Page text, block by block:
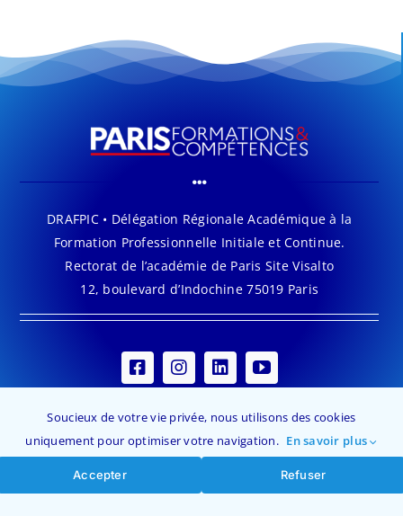
DRAFPIC • Délégation Régionale Académique à la
Formation Professionnelle Initiale et Continue.
Rectorat de l’académie de Paris Site Visalto
12, boulevard d’Indochine 75019 Paris
Soucieux de votre vie privée, nous utilisons des cookies
uniquement pour optimiser votre navigation. En savoir plus
Accepter Refuser